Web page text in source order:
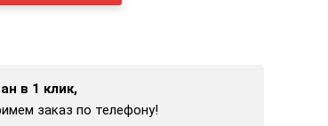
в 1 клик,
заказ по телефону!